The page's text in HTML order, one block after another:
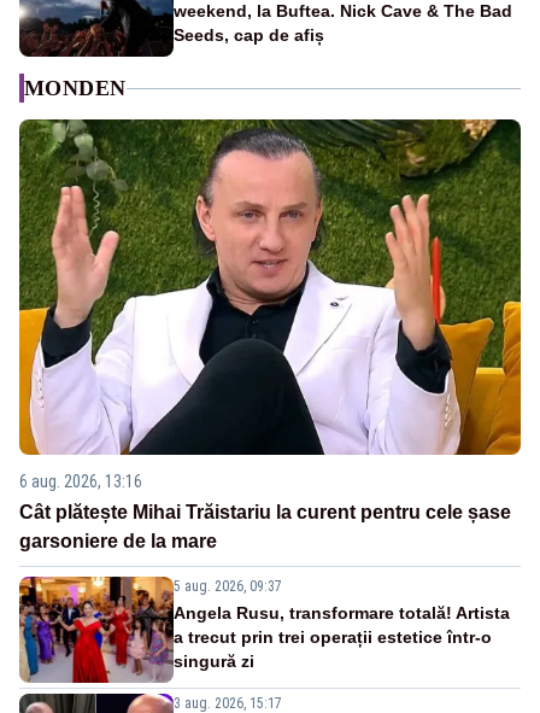
weekend, la Buftea. Nick Cave & The Bad
Seeds, cap de afiș
MONDEN
6 aug. 2026, 13:16
Cât plătește Mihai Trăistariu la curent pentru cele șase
garsoniere de la mare
5 aug. 2026, 09:37
Angela Rusu, transformare totală! Artista
a trecut prin trei operații estetice într-o
singură zi
3 aug. 2026, 15:17